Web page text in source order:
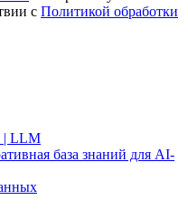
с Политикой обработки
| LLM
база знаний для AI-